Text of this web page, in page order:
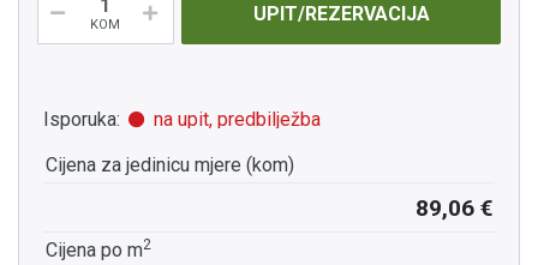
KOM UPIT/REZERVACIJA
Isporuka:
na upit, predbilježba
Cijena za jedinicu mjere (kom)
89,06 €
Cijena po m2